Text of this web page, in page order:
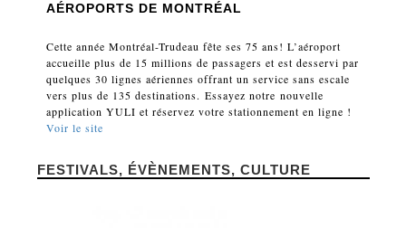
AÉROPORTS DE MONTRÉAL
Cette année Montréal-Trudeau fête ses 75 ans! L’aéroport
accueille plus de 15 millions de passagers et est desservi par
quelques 30 lignes aériennes offrant un service sans escale
vers plus de 135 destinations. Essayez notre nouvelle
application YULI et réservez votre stationnement en ligne !
Voir le site
FESTIVALS, ÉVÈNEMENTS, CULTURE